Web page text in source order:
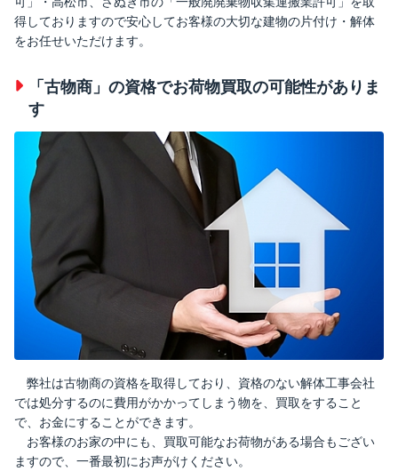
得しておりますので安心してお客様の大切な建物の片付け・解体
をお任せいただけます。
「古物商」の資格でお荷物買取の可能性がありま
す
弊社は古物商の資格を取得しており、資格のない解体工事会社
では処分するのに費用がかかってしまう物を、買取をすること
で、お金にすることができます。
お客様のお家の中にも、買取可能なお荷物がある場合もござい
ますので、一番最初にお声がけください。